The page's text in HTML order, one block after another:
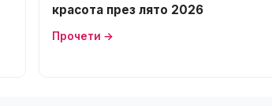
красота през лято 2026
Прочети →